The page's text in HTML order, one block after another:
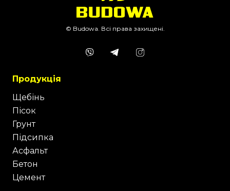
© Budowa. Всі права захищені.
Продукція
Щебінь
Пісок
Грунт
Підсипка
Асфальт
Бетон
Цемент